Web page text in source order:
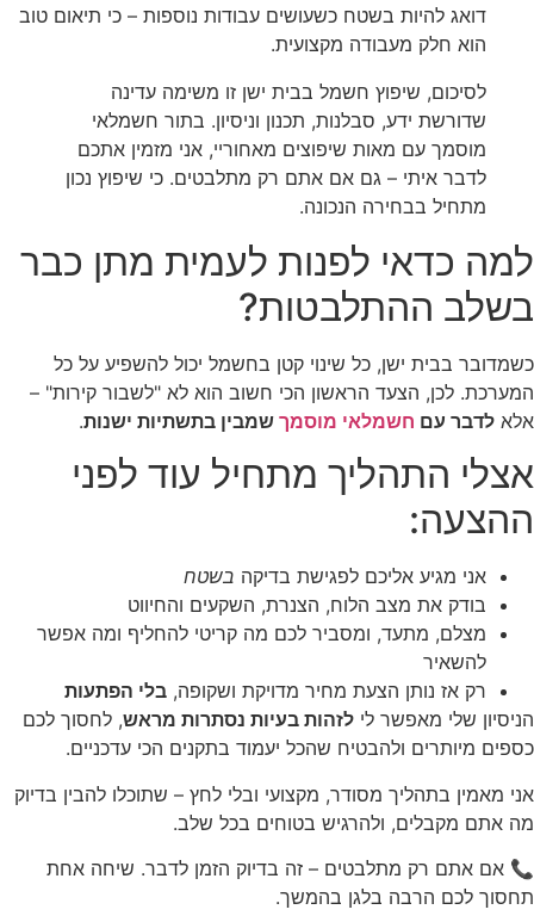
דואג להיות בשטח כשעושים עבודות נוספות – כי תיאום טוב
הוא חלק מעבודה מקצועית.
לסיכום, שיפוץ חשמל בבית ישן זו משימה עדינה
שדורשת ידע, סבלנות, תכנון וניסיון. בתור חשמלאי
מוסמך עם מאות שיפוצים מאחוריי, אני מזמין אתכם
לדבר איתי – גם אם אתם רק מתלבטים. כי שיפוץ נכון
מתחיל בבחירה הנכונה.
למה כדאי לפנות לעמית מתן כבר
בשלב ההתלבטות?
כשמדובר בבית ישן, כל שינוי קטן בחשמל יכול להשפיע על כל
המערכת. לכן, הצעד הראשון הכי חשוב הוא לא "לשבור קירות" –
אלא לדבר עם חשמלאי מוסמך שמבין בתשתיות ישנות.
אצלי התהליך מתחיל עוד לפני
ההצעה:
אני מגיע אליכם לפגישת בדיקה בשטח
בודק את מצב הלוח, הצנרת, השקעים והחיווט
מצלם, מתעד, ומסביר לכם מה קריטי להחליף ומה אפשר
להשאיר
רק אז נותן הצעת מחיר מדויקת ושקופה, בלי הפתעות
הניסיון שלי מאפשר לי לזהות בעיות נסתרות מראש, לחסוך לכם
כספים מיותרים ולהבטיח שהכל יעמוד בתקנים הכי עדכניים.
אני מאמין בתהליך מסודר, מקצועי ובלי לחץ – שתוכלו להבין בדיוק
מה אתם מקבלים, ולהרגיש בטוחים בכל שלב.
📞 אם אתם רק מתלבטים – זה בדיוק הזמן לדבר. שיחה אחת
תחסוך לכם הרבה בלגן בהמשך.